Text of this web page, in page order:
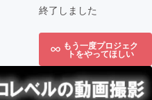
終了しました
もう一度プロジェク
トをやってほしい